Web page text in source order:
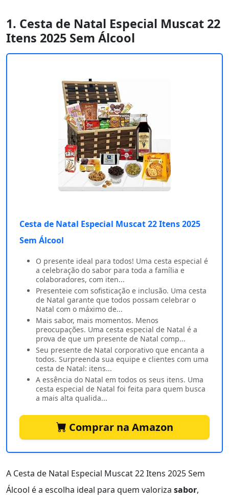
1. Cesta de Natal Especial Muscat 22
Itens 2025 Sem Álcool
Cesta de Natal Especial Muscat 22 Itens 2025
Sem Álcool
O presente ideal para todos! Uma cesta especial é
a celebração do sabor para toda a família e
colaboradores, com iten...
Presenteie com sofisticação e inclusão. Uma cesta
de Natal garante que todos possam celebrar o
Natal com o máximo de...
Mais sabor, mais momentos. Menos
preocupações. Uma cesta especial de Natal é a
prova de que um presente de Natal comp...
Seu presente de Natal corporativo que encanta a
todos. Surpreenda sua equipe e clientes com uma
cesta de Natal: itens...
A essência do Natal em todos os seus itens. Uma
cesta especial de Natal foi feita para quem busca
a mais alta qualida...
Comprar na Amazon
A Cesta de Natal Especial Muscat 22 Itens 2025 Sem
Álcool é a escolha ideal para quem valoriza sabor,